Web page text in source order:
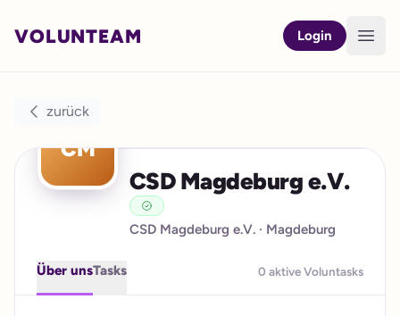
VOLUNTEAM Login
zurück
CM
CSD Magdeburg e.V.
CSD Magdeburg e.V. · Magdeburg
Über unsTasks 0 aktive Voluntasks